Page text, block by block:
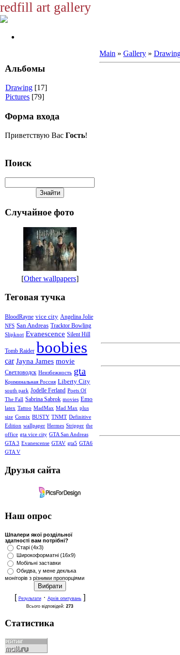
redfill art gallery
Альбомы
Drawing [17]
Pictures [79]
Форма входа
Приветствую Вас Гость!
Поиск
Случайное фото
[Other wallpapers]
Теговая тучка
BloodRayne vice city Angelina Jolie
NFS San Andreas Tracktor Bowling
Slipknot Evanescence Silent Hill
Tomb Raider boobies
car Jayna James movie
Светловодск Неизбежность gta
Криминальная Россия Liberty City
south park Jodelle Ferland Poets Of
The Fall Sabrina Sabrok movies Emo
latex Tattoo MadMax Mad Max plus
size Comix BUSTY TNMT Definitive
Edition wallpaper Hermes Stripper the
office gta vice city GTA San Andreas
GTA 3 Evanescense GTAV gta5 GTA6
GTA V
Друзья сайта
Наш опрос
Шпалери якої роздільної
здатності вам потрібні?
Старі (4x3)
Широкоформатні (16x9)
Мобільні заставки
Обидва, у мене деклька
моніторів з різними пропорціями
[ Результати· Архів опитувань]
Всього відповідей: 273
Статистика
Main » Gallery »